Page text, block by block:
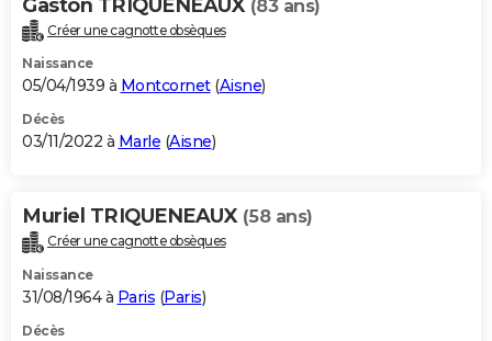
Gaston TRIQUENEAUX (83 ans)
Créer une cagnotte obsèques
Naissance
05/04/1939 à Montcornet(Aisne)
Décès
03/11/2022 à Marle (Aisne)
Muriel TRIQUENEAUX (58 ans)
Créer une cagnotte obsèques
Naissance
31/08/1964 à Paris (Paris)
Décès